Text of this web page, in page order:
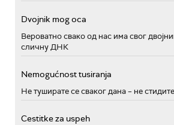
Dvojnik mog oca
Вероватно свако од нас има свог
сличну ДНК
Nemogućnost tusiranja
Не туширате се сваког дана – не
Cestitke za uspeh